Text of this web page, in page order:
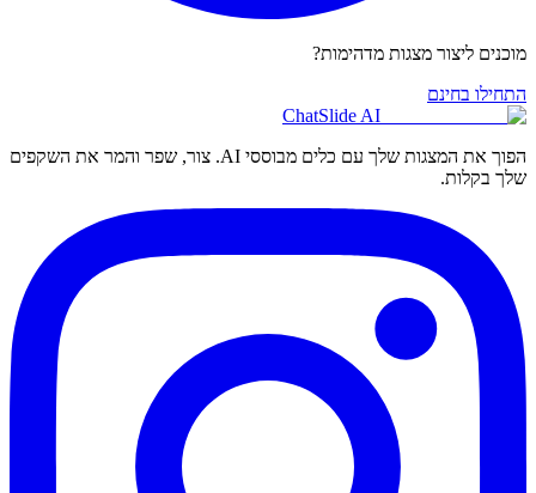
מוכנים ליצור מצגות מדהימות?
התחילו בחינם
ChatSlide AI
הפוך את המצגות שלך עם כלים מבוססי AI. צור, שפר והמר את השקפים
שלך בקלות.